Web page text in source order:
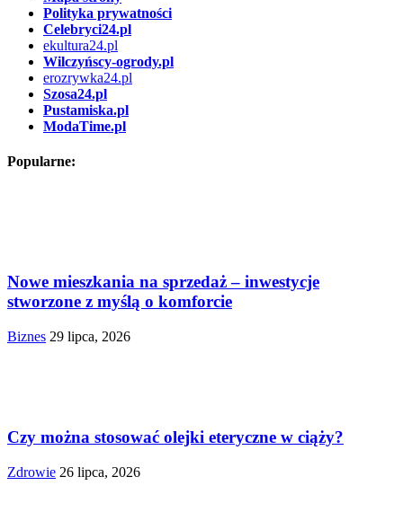
Polityka prywatności
Celebryci24.pl
ekultura24.pl
Wilczyńscy-ogrody.pl
erozrywka24.pl
Szosa24.pl
Pustamiska.pl
ModaTime.pl
Popularne:
Nowe mieszkania na sprzedaż – inwestycje
stworzone z myślą o komforcie
Biznes 29 lipca, 2026
Czy można stosować olejki eteryczne w ciąży?
Zdrowie 26 lipca, 2026